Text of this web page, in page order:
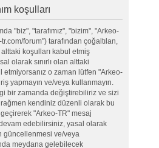
koşulları
"biz", "tarafımız", "bizim", "Arkeo-
forum") tarafından çoğaltılan,
alttaki koşulları kabul etmiş
olarak sınırlı olan alttaki
etmiyorsanız o zaman lütfen "Arkeo-
yapmayın ve/veya kullanmayın.
bir zamanda değiştirebiliriz ve sizi
kendiniz düzenli olarak bu
"Arkeo-TR" mesaj
edebilirsiniz, yasal olarak
güncellenmesi ve/veya
meydana gelebilecek